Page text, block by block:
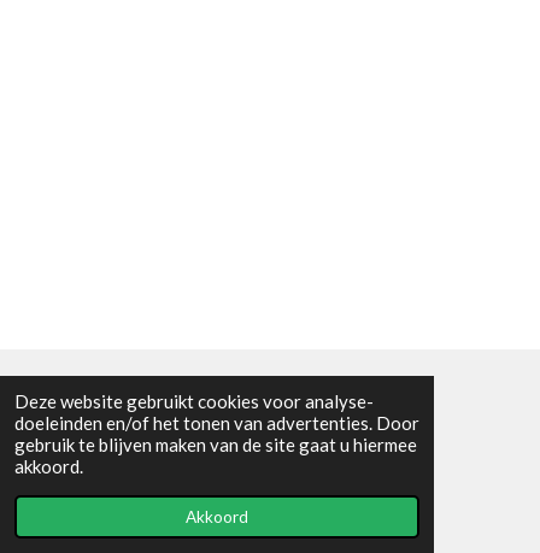
Deze website gebruikt cookies voor analyse-
doeleinden en/of het tonen van advertenties. Door
gebruik te blijven maken van de site gaat u hiermee
akkoord.
Akkoord
Algemene voorwaarden
© 2021 - RC en mineralenshop Het vlinderpad